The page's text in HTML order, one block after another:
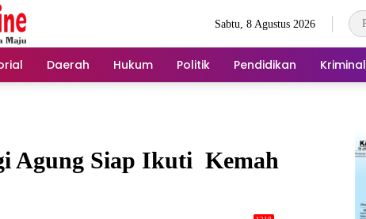
Sabtu, 8 Agustus 2026
Daerah Hukum Politik Pendidikan Kriminal
Agung Siap Ikuti Kemah